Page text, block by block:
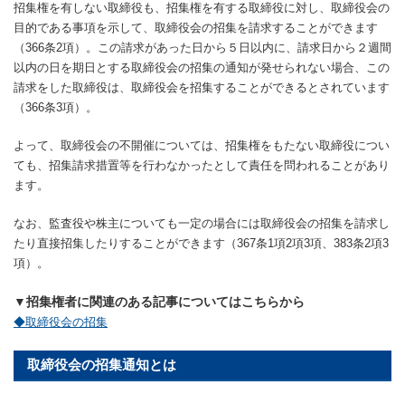
招集権を有しない取締役も、招集権を有する取締役に対し、取締役会の
目的である事項を示して、取締役会の招集を請求することができます
（366条2項）。この請求があった日から５日以内に、請求日から２週間
以内の日を期日とする取締役会の招集の通知が発せられない場合、この
請求をした取締役は、取締役会を招集することができるとされています
（366条3項）。
よって、取締役会の不開催については、招集権をもたない取締役につい
ても、招集請求措置等を行わなかったとして責任を問われることがあり
ます。
なお、監査役や株主についても一定の場合には取締役会の招集を請求し
たり直接招集したりすることができます（367条1項2項3項、383条2項3
項）。
▼招集権者に関連のある記事についてはこちらから
◆取締役会の招集
取締役会の招集通知とは